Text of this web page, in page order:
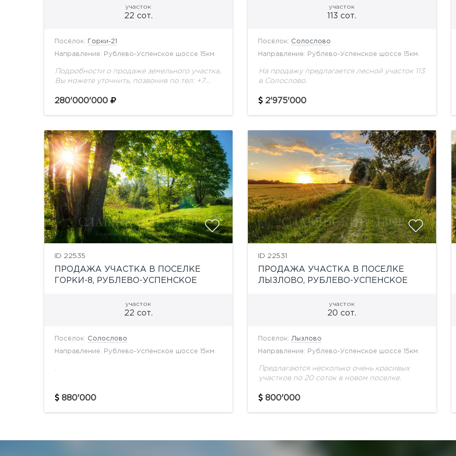
участок
22 сот.
Посёлок: Горки-21
Направление: Рублево-Успенское шоссе 15км.
Подробности о продаже земельного участка,
Вы можете уточнить, позвонив по тел: +7
280'000'000
участок
113 сот.
Посёлок: Солослово
Направление: Рублево-Успенское шоссе 15км.
На продажу предлагается лесной участок 113
в Солослово.
2'975'000
ID 22535
ПРОДАЖА УЧАСТКА В ПОСЕЛКЕ
ГОРКИ-8, РУБЛЕВО-УСПЕНСКОЕ
участок
22 сот.
Посёлок: Солослово
Направление: Рублево-Успенское шоссе 15км.
880'000
ID 22531
ПРОДАЖА УЧАСТКА В ПОСЕЛКЕ
ЛЫЗЛОВО, РУБЛЕВО-УСПЕНСКОЕ
участок
20 сот.
Посёлок: Лызлово
Направление: Рублево-Успенское шоссе 15км.
Предлагаются несколько очень красивых
участков по 20 соток в новом поселке.
800'000